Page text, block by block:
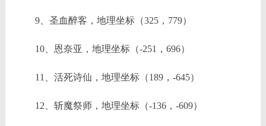
9、圣血醉客，地理坐标（325，779）
10、恩奈亚，地理坐标（-251，696）
11、活死诗仙，地理坐标（189，-645）
12、斩魔祭师，地理坐标（-136，-609）